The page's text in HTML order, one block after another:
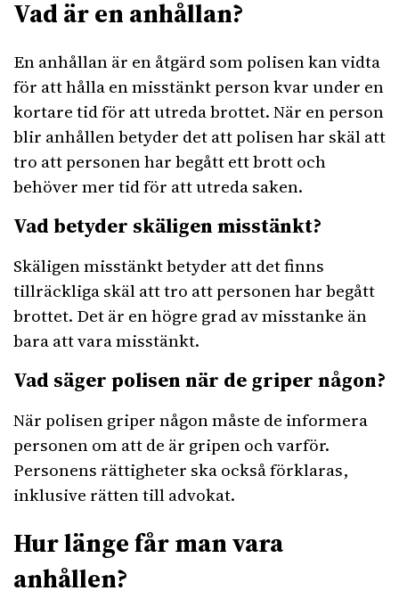
Vad är en anhållan?
En anhållan är en åtgärd som polisen kan vidta
för att hålla en misstänkt person kvar under en
kortare tid för att utreda brottet. När en person
blir anhållen betyder det att polisen har skäl att
tro att personen har begått ett brott och
behöver mer tid för att utreda saken.
Vad betyder skäligen misstänkt?
Skäligen misstänkt betyder att det finns
tillräckliga skäl att tro att personen har begått
brottet. Det är en högre grad av misstanke än
bara att vara misstänkt.
Vad säger polisen när de griper någon?
När polisen griper någon måste de informera
personen om att de är gripen och varför.
Personens rättigheter ska också förklaras,
inklusive rätten till advokat.
Hur länge får man vara
anhållen?